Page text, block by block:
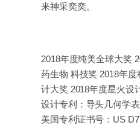
来神采奕奕。
2018年度纯美全球大奖
药生物 科技奖 2018年度
计大奖 2018年度星火设
设计专利：导头几何学
美国专利证书号：US